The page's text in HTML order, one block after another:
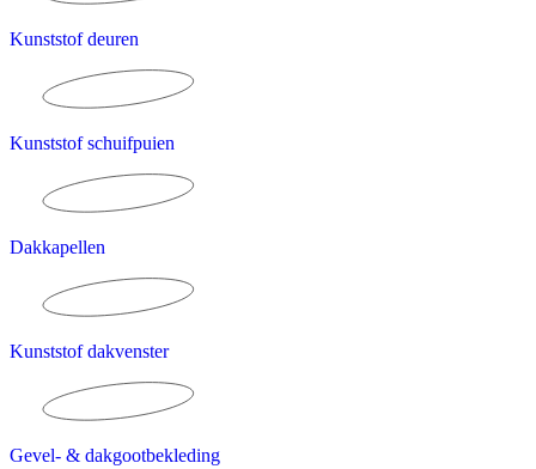
Kunststof deuren
Kunststof schuifpuien
Dakkapellen
Kunststof dakvenster
Gevel- & dakgootbekleding